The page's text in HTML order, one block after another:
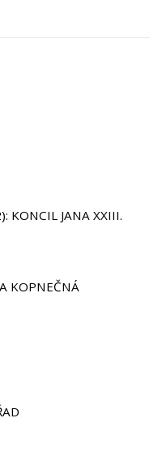
KONCIL JANA XXIII.
KOPNEČNÁ